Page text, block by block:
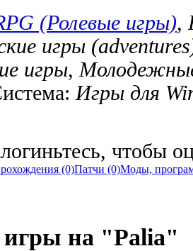
(Ролевые игры),
игры
игры,
Игры для
чтобы
(0)Патчи (0)Моды,
на "Palia"